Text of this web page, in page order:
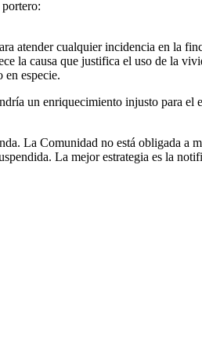
atender cualquier incidencia en la
la causa que justifica el uso de la
especie.
un enriquecimiento injusto para
La Comunidad no está obligada a
La mejor estrategia es la